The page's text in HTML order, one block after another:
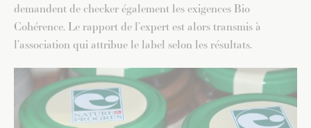
demandent de checker également les exigences Bio
Cohérence. Le rapport de l’expert est alors transmis à
l’association qui attribue le label selon les résultats.